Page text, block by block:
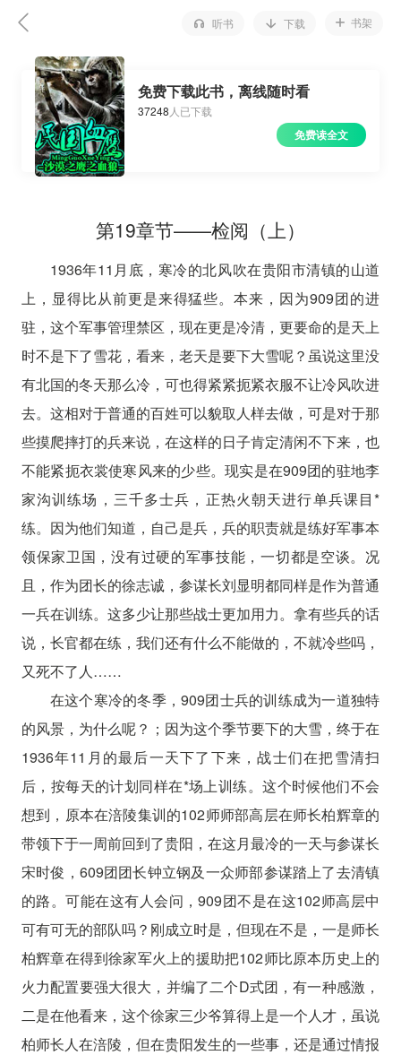
听书 下载 书架
免费下载此书，离线随时看
37248 人已下载
免费读全文
第19章节——检阅（上）
1936年11月底，寒冷的北风吹在贵阳市清镇的山道
上，显得比从前更是来得猛些。本来，因为909团的进
驻，这个军事管理禁区，现在更是冷清，更要命的是天上
时不是下了雪花，看来，老天是要下大雪呢？虽说这里没
有北国的冬天那么冷，可也得紧紧扼紧衣服不让冷风吹进
去。这相对于普通的百姓可以貌取人样去做，可是对于那
些摸爬摔打的兵来说，在这样的日子肯定清闲不下来，也
不能紧扼衣裳使寒风来的少些。现实是在909团的驻地李
家沟训练场，三千多士兵，正热火朝天进行单兵课目*
练。因为他们知道，自己是兵，兵的职责就是练好军事本
领保家卫国，没有过硬的军事技能，一切都是空谈。况
且，作为团长的徐志诚，参谋长刘显明都同样是作为普通
一兵在训练。这多少让那些战士更加用力。拿有些兵的话
说，长官都在练，我们还有什么不能做的，不就冷些吗，
又死不了人……
在这个寒冷的冬季，909团士兵的训练成为一道独特
的风景，为什么呢？；因为这个季节要下的大雪，终于在
1936年11月的最后一天下了下来，战士们在把雪清扫
后，按每天的计划同样在*场上训练。这个时候他们不会
想到，原本在涪陵集训的102师师部高层在师长柏辉章的
带领下于一周前回到了贵阳，在这月最冷的一天与参谋长
宋时俊，609团团长钟立钢及一众师部参谋踏上了去清镇
的路。可能在这有人会问，909团不是在这102师高层中
可有可无的部队吗？刚成立时是，但现在不是，一是师长
柏辉章在得到徐家军火上的援助把102师比原本历史上的
火力配置要强大很大，并编了二个D式团，有一种感激，
二是在他看来，这个徐家三少爷算得上是一个人才，虽说
柏师长人在涪陵，但在贵阳发生的一些事，还是通过情报